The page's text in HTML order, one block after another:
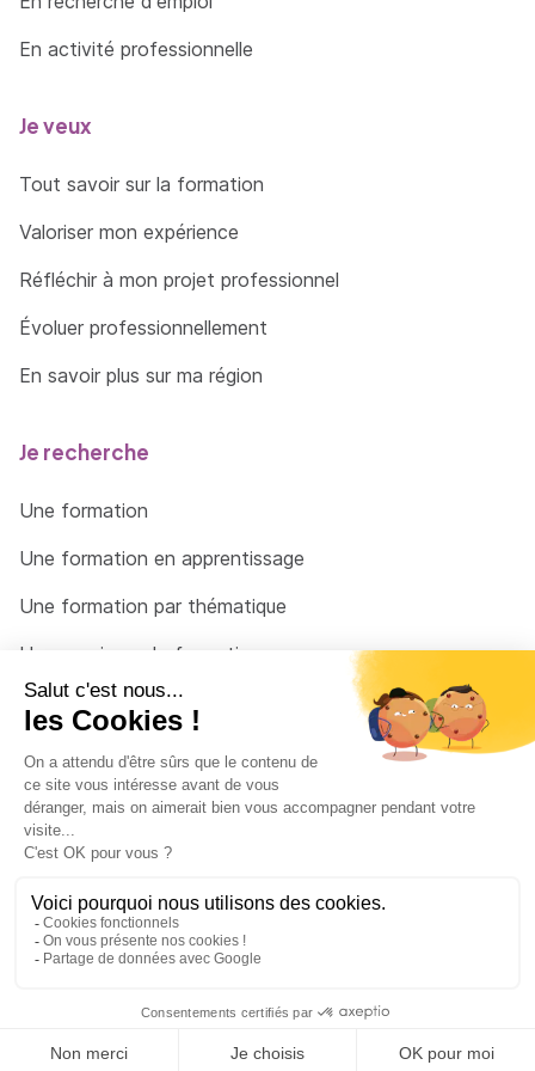
Le protocole Microsoft SMB
Présentation des solutions sous Linux (NFS et
Atelier pratique : mise en place de partages réseaux
=> En savoir plus
En activité professionnelle
Je veux
Tout savoir sur la formation
Valoriser mon expérience
Réfléchir à mon projet professionnel
Évoluer professionnellement
En savoir plus sur ma région
Je recherche
Une formation
Une formation en apprentissage
Une formation par thématique
Un organisme de formation
Un conseiller
© 2026 - Côté Formations - par Via Compétences
Menu Pied de page
Mentions Légales
Politique de confidentialité